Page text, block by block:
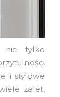
tylko
i stylowe
zalet,